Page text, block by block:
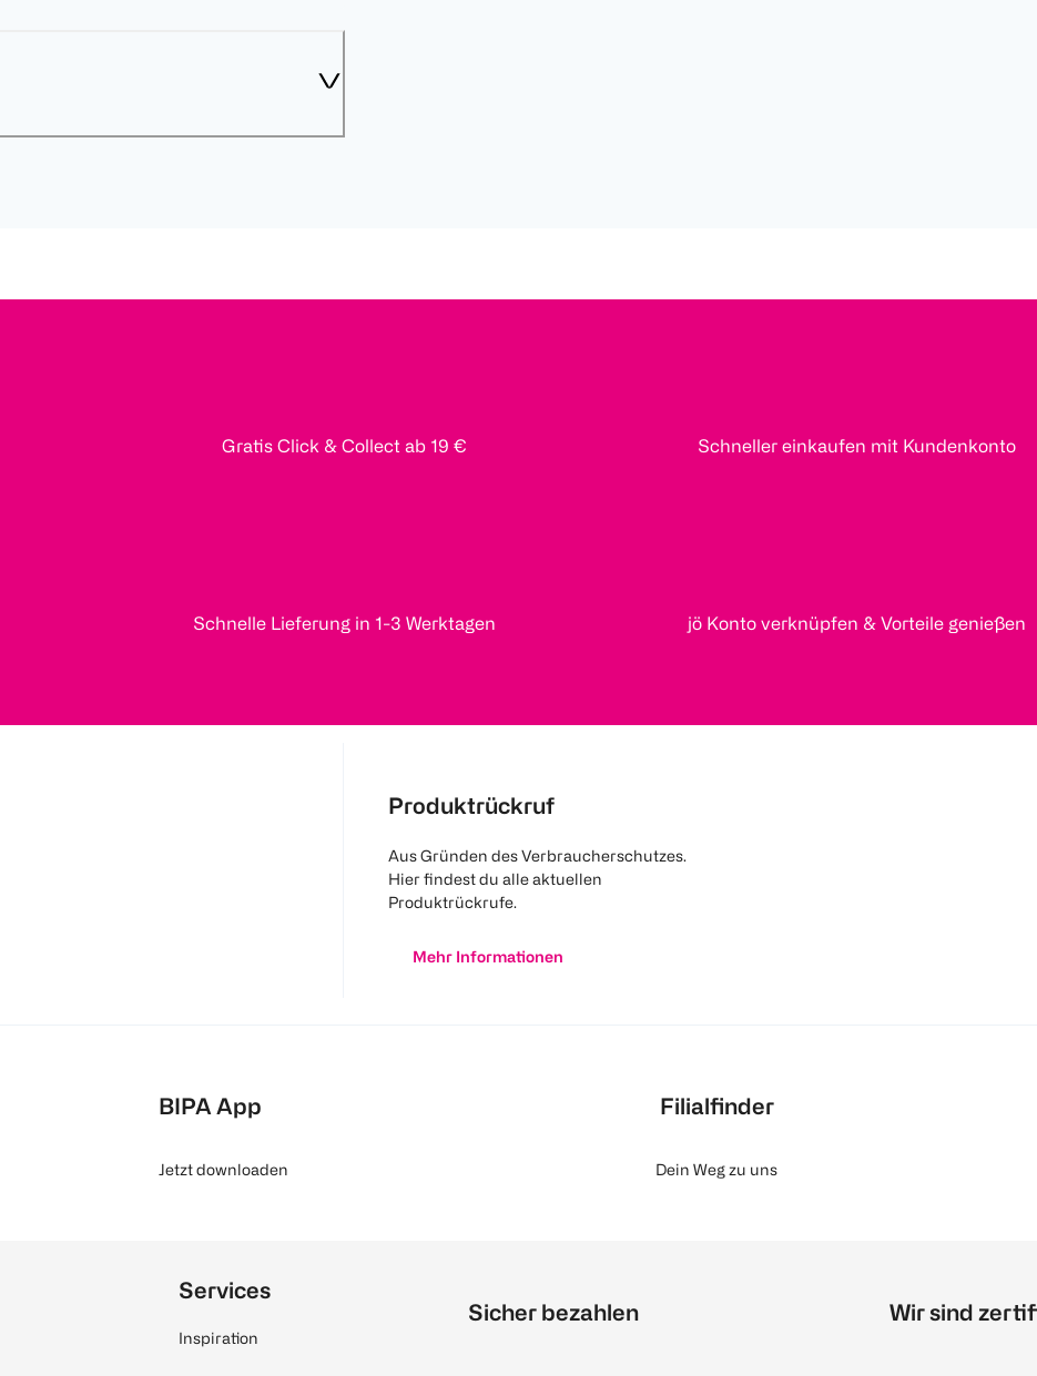
Gratis Click & Collect ab 19 € Schneller einkaufen mit Kundenkonto
Schnelle Lieferung in 1-3 Werktagen jö Konto verknüpfen & Vorteile genießen
Produktrückruf
Aus Gründen des Verbraucherschutzes.
Hier findest du alle aktuellen
Produktrückrufe.
Mehr Informationen
BIPA App
Jetzt downloaden
Filialfinder
Dein Weg zu uns
Services
Inspiration
Sicher bezahlen Wir sind